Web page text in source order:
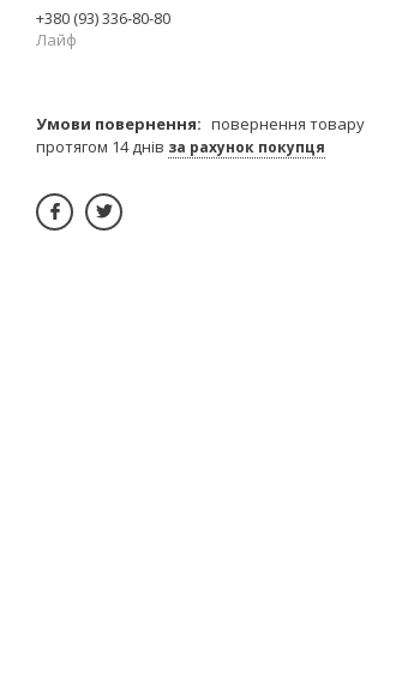
+380 (93) 336-80-80
Лайф
повернення товару
протягом 14 днів за рахунок покупця